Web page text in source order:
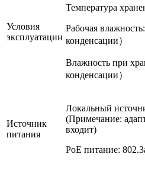
Условия
эксплуатации
Температура
Рабочая
конденсации）
Влажность при
конденсации）
Источник
питания
Локальный
(Примечание:
входит)
PoE питание: